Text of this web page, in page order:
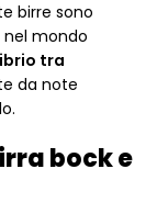
birre sono
mondo
tra
da note
bock e